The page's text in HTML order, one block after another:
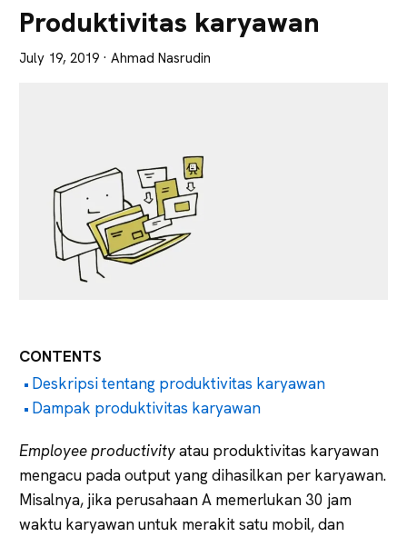
Tajam
Produktivitas karyawan
July 19, 2019 · Ahmad Nasrudin
CONTENTS
Deskripsi tentang produktivitas karyawan
Dampak produktivitas karyawan
Employee productivityatau produktivitas karyawan
mengacu pada output yang dihasilkan per karyawan.
Misalnya, jika perusahaan A memerlukan 30 jam
waktu karyawan untuk merakit satu mobil, dan